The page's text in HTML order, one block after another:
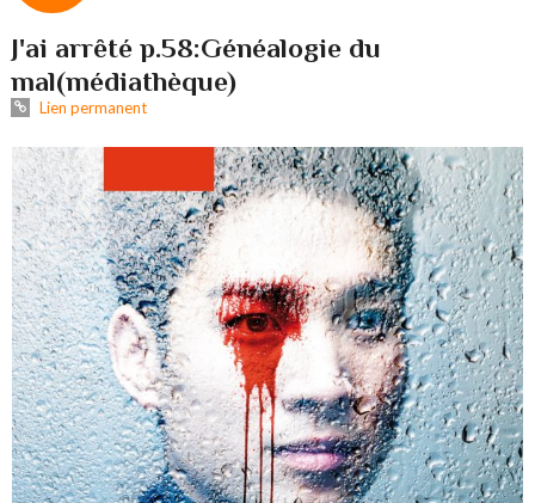
J'ai arrêté p.58:Généalogie du
mal(médiathèque)
Lien permanent